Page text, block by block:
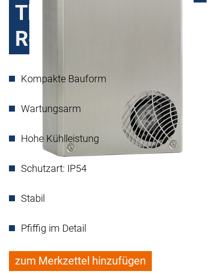
Thermostat
Regelung
Kompakte Bauform
Wartungsarm
Hohe Kühlleistung
Schutzart: IP54
Stabil
Pfiffig im Detail
zum Merkzettel hinzufügen